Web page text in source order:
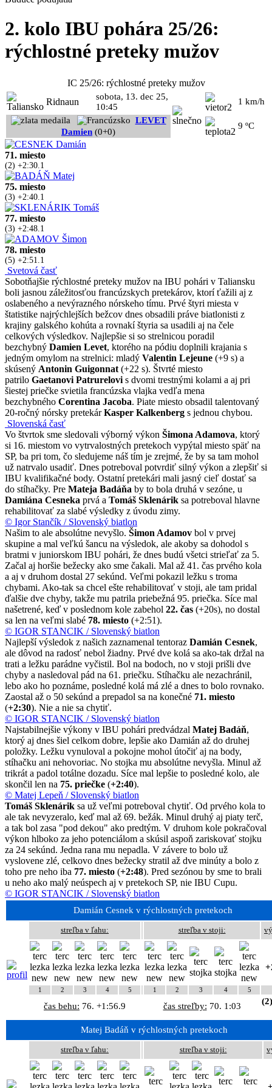
2. kolo IBU pohára 25/26:
rýchlostné preteky mužov
IC 25/26: rýchlostné preteky mužov
Ridnaun
sobota, 13. dec 25,
10:45
1 km/h
LEVET
Damien (0+0)
9 ºC
71. miesto
(2) +2:30.1
75. miesto
(3) +2:40.1
77. miesto
(3) +2:48.1
78. miesto
(5) +2:51.1
Svetová časť
Sobotňajšie rýchlostné preteky mužov na IBU pohári v Taliansku
boli jasnou záležitosťou francúzskych pretekárov, ktorí ťažili aj z
oslabeného a nevýrazného nórskeho tímu. Prvé štyri miesta v
štatistike najrýchlejších bežcov dnes obsadili práve biatlonisti z
krajiny galského kohúta a rovnakí štyria sa usadili aj na čele
celkových výsledkov. Najlepšie si so strelnicou poradil
bezchybný Damien Levet, ktorého na pódiu doplnili krajania s
jedným omylom na strelnici: mladý Valentin Lejeune (+9 s) a
skúsený Antonin Guigonnat (+22 s). Štvrté miesto
patrilo Gaetanovi Patrurelovi s dvomi trestnými kolami a aj pri
šiestej priečke svietila francúzska vlajka vedľa mena
bezchybného Corentina Jacoba. Piate miesto obsadil talentovaný
20-ročný nórsky pretekárKasper Kalkenberg s jednou chybou.
Slovenská časť
Vo štvrtok sme sledovali výborný výkon Šimona Adamova, ktorý
si 16. miestom vo vytrvalostných pretekoch vypýtal miesto späť na
SP, ba pri tom, čo sledujeme náš tím je zrejmé, že by sa tam mohol
už natrvalo usadiť. Dnes potreboval potvrdiť silný výkon a zlepšiť si
IBU kvalifikačné body. Ostatní pretekári mali jasný cieľ dostať sa
do stíhačky. Pre Mateja Badáňa by to bola druhá v sezóne, u
Damiána Cesneka prvá a Tomáš Sklenárik sa potreboval hlavne
rehabilitovať za slabé výsledky z úvodu zimy.
© Igor Stančík / Slovenský biatlon
Našim to ale absolútne nevyšlo. Šimon Adamov bol v prvej
skupine a mal veľkú šancu na výsledok, ale akoby sa dohodol s
bratmi v juniorskom IBU pohári, že dnes budú všetci strieľať za 5.
Začal aj horšie bežecky ako sme čakali. Mal až 41. čas prvého kola
a aj v druhom dostal 27 sekúnd. Veľmi pokazil ležku s troma
chybami. Ako-tak sa chcel ešte rehabilitovať v stoji, ale tam pridal
ďalšie dve chyby, takže mu patrila priebežná 95. priečka. Síce mal
našetrené, keď v poslednom kole zabehol 22. čas (+20s), no dostal
sa len na veľmi slabé 78. miesto (+2:51).
© IGOR STANCIK / Slovenský biatlon
Najlepší výsledok z našich zaznamenal tentoraz Damián Cesnek,
ale dôvod na radosť nebol žiadny. Prvé dve kolá sa ako-tak držal na
trati a ležku parádne vyčistil. Bol na bodoch, no v stoji prišli dve
chyby a nasledoval pád na 61. priečku. Stíhačku ale nezachránil,
lebo ako ho poznáme, posledné kolá má zlé a dnes to bolo rovnako.
Zaostal až o 50 sekúnd a prepadol sa na konečné 71. miesto
(+2:30). Nie a nie sa chytiť.
© IGOR STANCIK / Slovenský biatlon
Najstabilnejšie výkony v IBU pohári predvádzal Matej Badáň,
ktorý aj dnes šiel celkom dobre, lepšie ako Damián až do druhej
položky. Ležku vynuloval a pokojne mohol útočiť aj na body,
stíhačku ani nehovoriac. No stojka mu absolútne nevyšla. Minul až
trikrát a padol totálne dozadu. Síce mal lepšie to posledné kolo, ale
skončil len na 75. priečke (+2:40).
© Matej Lepeň / Slovenský biatlon
Tomáš Sklenárik sa už veľmi potreboval chytiť. Od prvého kola to
ale tak nevyzeralo, keď mal až 69. bežák. Minul druhý aj piaty terč,
a tak bol zasa "pod dekou" ako predtým. V druhom kole pokračoval
výkon hlboko za jeho potenciálom a skúsil aspoň zariskovať stojku
za 24 sekúnd. Jedna rana mu nepadla. V závere to bolo už
vyslovene zlé, celkovo dnes bežecky stratil až dve minúty a bolo z
toho pre neho iba 77. miesto (+2:48). Pred sezónou by sme to brali
u neho ako malý neúspech aj v pretekoch SP, nie IBU Cupu.
© IGOR STANCIK / Slovenský biatlon
Damián Cesnek v rýchlostných pretekoch
streľba v ľahu: streľba v stoji:
1 2 3 4 5 1 2 3 4 5
čas behu: 76. +1:56.9 čas streľby: 70. 1:03 (2)
Matej Badáň v rýchlostných pretekoch
streľba v ľahu: streľba v stoji: